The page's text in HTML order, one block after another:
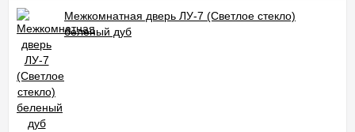
Межкомнатная дверь ЛУ-7 (Светлое стекло)
беленый дуб